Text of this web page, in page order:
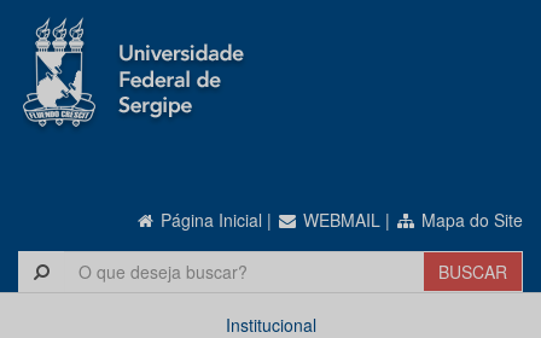
Página Inicial | WEBMAIL | Mapa do Site
Institucional